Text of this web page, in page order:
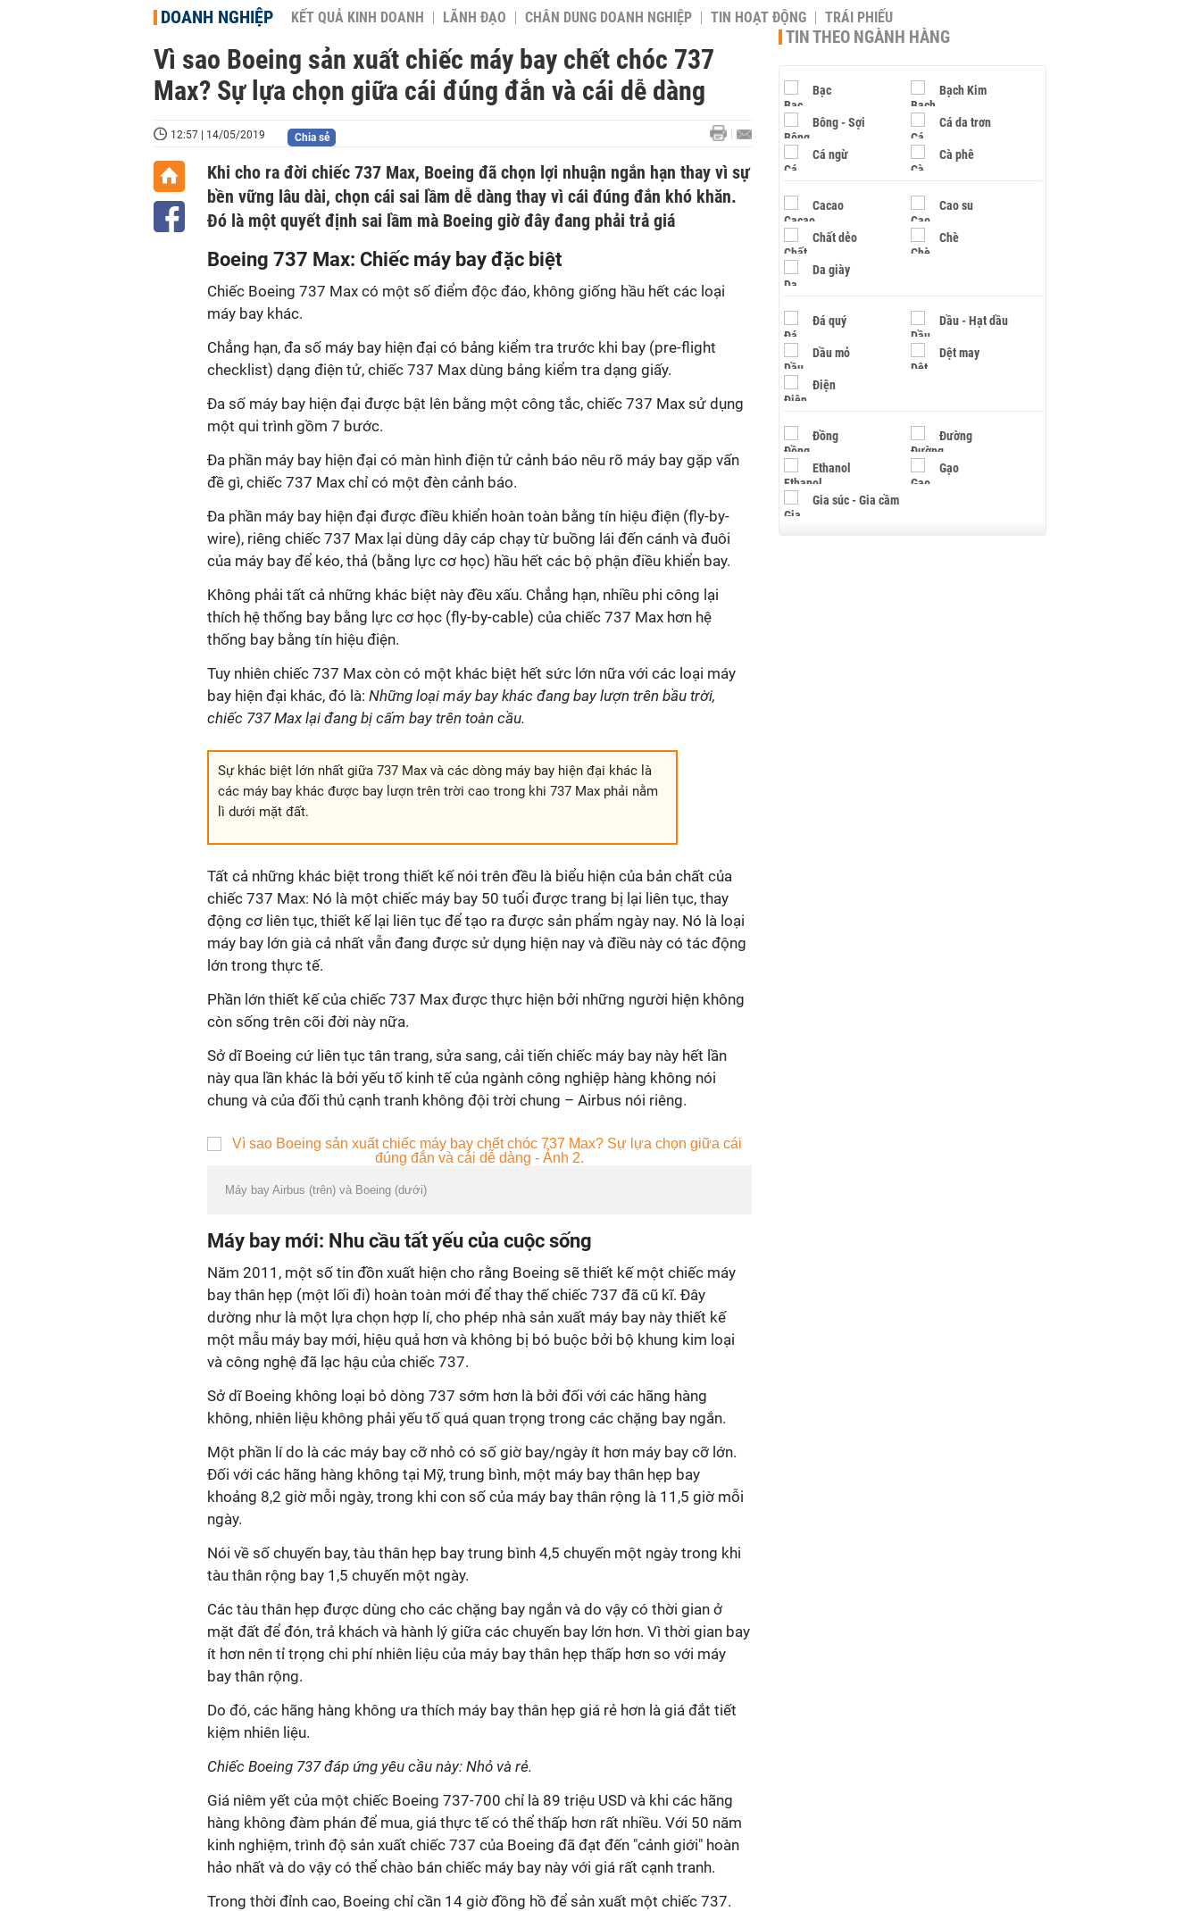
DOANH NGHIỆP KẾT QUẢ KINH DOANH LÃNH ĐẠO CHÂN DUNG DOANH NGHIỆP TIN HOẠT ĐỘNG TRÁI PHIẾU
Vì sao Boeing sản xuất chiếc máy bay chết chóc 737
Max? Sự lựa chọn giữa cái đúng đắn và cái dễ dàng
12:57 | 14/05/2019 Chia sẻ
Khi cho ra đời chiếc 737 Max, Boeing đã chọn lợi nhuận ngắn hạn thay vì sự
bền vững lâu dài, chọn cái sai lầm dễ dàng thay vì cái đúng đắn khó khăn.
Đó là một quyết định sai lầm mà Boeing giờ đây đang phải trả giá
Boeing 737 Max: Chiếc máy bay đặc biệt
Chiếc Boeing 737 Max có một số điểm độc đáo, không giống hầu hết các loại
máy bay khác.
Chẳng hạn, đa số máy bay hiện đại có bảng kiểm tra trước khi bay (pre-flight
checklist) dạng điện tử, chiếc 737 Max dùng bảng kiểm tra dạng giấy.
Đa số máy bay hiện đại được bật lên bằng một công tắc, chiếc 737 Max sử dụng
một qui trình gồm 7 bước.
Đa phần máy bay hiện đại có màn hình điện tử cảnh báo nêu rõ máy bay gặp vấn
đề gì, chiếc 737 Max chỉ có một đèn cảnh báo.
Đa phần máy bay hiện đại được điều khiển hoàn toàn bằng tín hiệu điện (fly-by-
wire), riêng chiếc 737 Max lại dùng dây cáp chạy từ buồng lái đến cánh và đuôi
của máy bay để kéo, thả (bằng lực cơ học) hầu hết các bộ phận điều khiển bay.
Không phải tất cả những khác biệt này đều xấu. Chẳng hạn, nhiều phi công lại
thích hệ thống bay bằng lực cơ học (fly-by-cable) của chiếc 737 Max hơn hệ
thống bay bằng tín hiệu điện.
Tuy nhiên chiếc 737 Max còn có một khác biệt hết sức lớn nữa với các loại máy
bay hiện đại khác, đó là: Những loại máy bay khác đang bay lượn trên bầu trời,
chiếc 737 Max lại đang bị cấm bay trên toàn cầu.
Sự khác biệt lớn nhất giữa 737 Max và các dòng máy bay hiện đại khác là
các máy bay khác được bay lượn trên trời cao trong khi 737 Max phải nằm
lì dưới mặt đất.
Tất cả những khác biệt trong thiết kế nói trên đều là biểu hiện của bản chất của
chiếc 737 Max: Nó là một chiếc máy bay 50 tuổi được trang bị lại liên tục, thay
động cơ liên tục, thiết kế lại liên tục để tạo ra được sản phẩm ngày nay. Nó là loại
máy bay lớn già cả nhất vẫn đang được sử dụng hiện nay và điều này có tác động
lớn trong thực tế.
Phần lớn thiết kế của chiếc 737 Max được thực hiện bởi những người hiện không
còn sống trên cõi đời này nữa.
Sở dĩ Boeing cứ liên tục tân trang, sửa sang, cải tiến chiếc máy bay này hết lần
này qua lần khác là bởi yếu tố kinh tế của ngành công nghiệp hàng không nói
chung và của đối thủ cạnh tranh không đội trời chung – Airbus nói riêng.
Máy bay Airbus (trên) và Boeing (dưới)
Máy bay mới: Nhu cầu tất yếu của cuộc sống
Năm 2011, một số tin đồn xuất hiện cho rằng Boeing sẽ thiết kế một chiếc máy
bay thân hẹp (một lối đi) hoàn toàn mới để thay thế chiếc 737 đã cũ kĩ. Đây
dường như là một lựa chọn hợp lí, cho phép nhà sản xuất máy bay này thiết kế
một mẫu máy bay mới, hiệu quả hơn và không bị bó buộc bởi bộ khung kim loại
và công nghệ đã lạc hậu của chiếc 737.
Sở dĩ Boeing không loại bỏ dòng 737 sớm hơn là bởi đối với các hãng hàng
không, nhiên liệu không phải yếu tố quá quan trọng trong các chặng bay ngắn.
Một phần lí do là các máy bay cỡ nhỏ có số giờ bay/ngày ít hơn máy bay cỡ lớn.
Đối với các hãng hàng không tại Mỹ, trung bình, một máy bay thân hẹp bay
khoảng 8,2 giờ mỗi ngày, trong khi con số của máy bay thân rộng là 11,5 giờ mỗi
ngày.
Nói về số chuyến bay, tàu thân hẹp bay trung bình 4,5 chuyến một ngày trong khi
tàu thân rộng bay 1,5 chuyến một ngày.
Các tàu thân hẹp được dùng cho các chặng bay ngắn và do vậy có thời gian ở
mặt đất để đón, trả khách và hành lý giữa các chuyến bay lớn hơn. Vì thời gian bay
ít hơn nên tỉ trọng chi phí nhiên liệu của máy bay thân hẹp thấp hơn so với máy
bay thân rộng.
Do đó, các hãng hàng không ưa thích máy bay thân hẹp giá rẻ hơn là giá đắt tiết
kiệm nhiên liệu.
Chiếc Boeing 737 đáp ứng yêu cầu này: Nhỏ và rẻ.
Giá niêm yết của một chiếc Boeing 737-700 chỉ là 89 triệu USD và khi các hãng
hàng không đàm phán để mua, giá thực tế có thể thấp hơn rất nhiều. Với 50 năm
kinh nghiệm, trình độ sản xuất chiếc 737 của Boeing đã đạt đến "cảnh giới" hoàn
hảo nhất và do vậy có thể chào bán chiếc máy bay này với giá rất cạnh tranh.
Trong thời đỉnh cao, Boeing chỉ cần 14 giờ đồng hồ để sản xuất một chiếc 737.
TIN THEO NGÀNH HÀNG
Bạc Bạch Kim
Bông - Sợi Cá da trơn
Cá ngừ Cà phê
Cacao Cao su
Chất dẻo Chè
Da giày
Đá quý Dầu - Hạt dầu
Dầu mỏ Dệt may
Điện
Đồng Đường
Ethanol Gạo
Gia súc - Gia cầm